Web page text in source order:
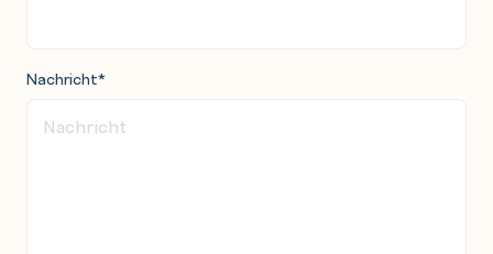
Nachricht*